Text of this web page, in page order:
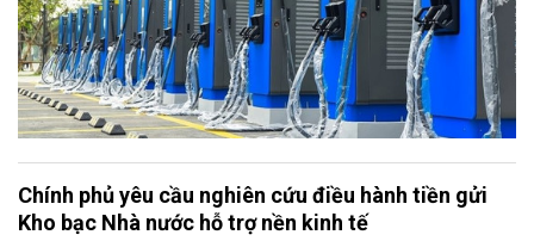
Chính phủ yêu cầu nghiên cứu điều hành tiền gửi
Kho bạc Nhà nước hỗ trợ nền kinh tế